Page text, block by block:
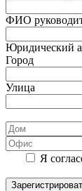
ФИО
Юридический
Город
Улица
Я